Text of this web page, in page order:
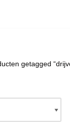
getagged